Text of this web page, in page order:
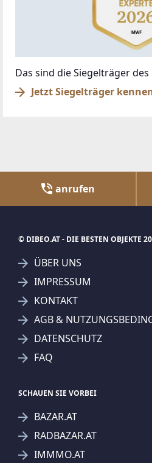
Das sind die Siegelträger
Jetzt Siegelträger
anrufen
© DIBEO.AT - DIE BESTEN OBJEKTE
ÜBER UNS
IMPRESSUM
KONTAKT
AGB &
DATENSCHUTZ
FAQ
SCHAUEN SIE VORBEI
BAZAR.AT
RADBAZAR.AT
IMMMO.AT